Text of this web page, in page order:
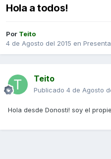
Hola a todos!
Por Teito
4 de Agosto del 2015 en
Teito
Publicado 4 de Agosto
Hola desde Donosti! soy el